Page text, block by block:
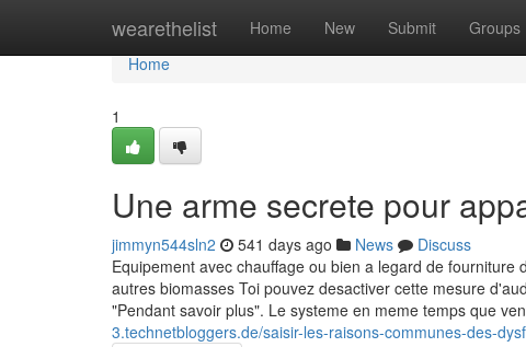
wearethelist Home New Submit Groups
Home
Home
1
Une arme secrete pour
jimmyn544sln2 541 days ago News
Discuss
Equipement avec chauffage ou bien a legard de
autres biomasses Toi pouvez desactiver cette mesure
"Pendant savoir plus". Le systeme en meme temps que
3.technetbloggers.de/saisir-les-raisons-communes-des-